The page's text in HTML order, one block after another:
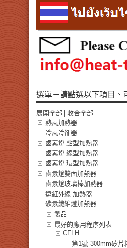
選單－請點選以下項目、
展開全部
收合全部
熱風加熱器
冷風冷卻器
鹵素燈 點型加熱器
鹵素燈 線型加熱器
鹵素燈 環型加熱器
鹵素燈雙面加熱器
鹵素燈玻璃棒加熱器
遠紅外線 加熱器
碳素纖維燈加熱器
製品
最好的應用程序列表
CFLH
第1號 300mm矽片